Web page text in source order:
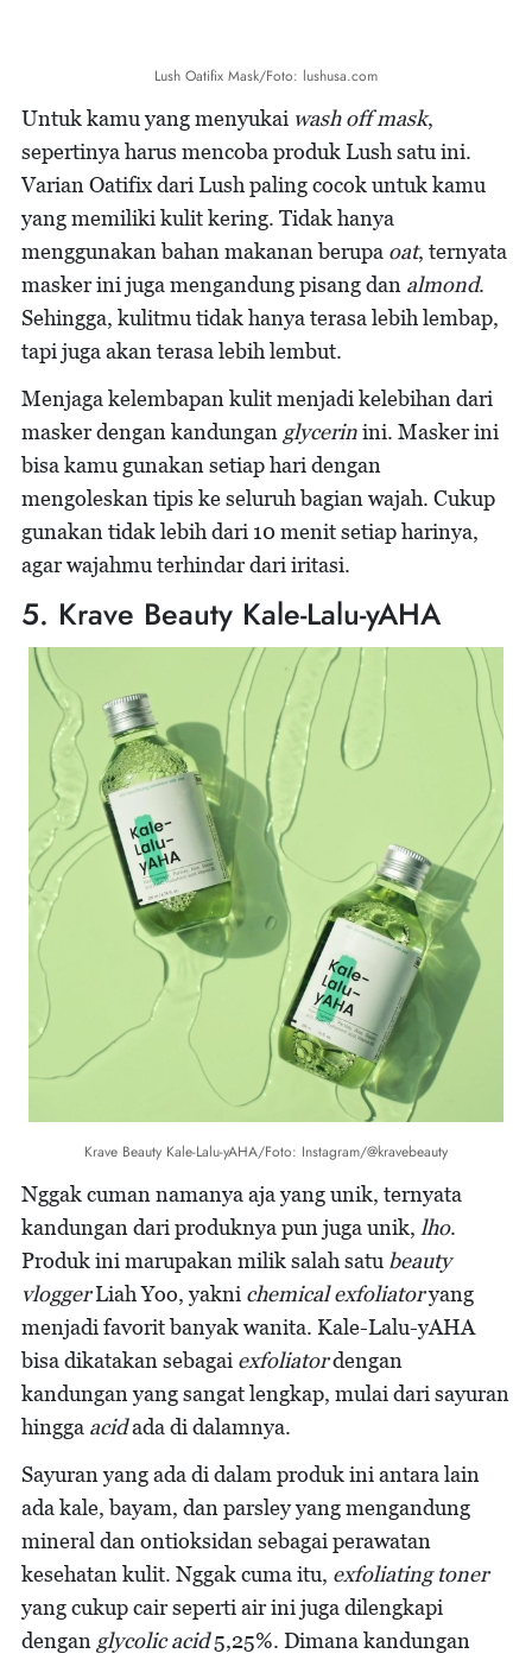
Lush Oatifix Mask/Foto: lushusa.com
Untuk kamu yang menyukai wash off mask,
sepertinya harus mencoba produk Lush satu ini.
Varian Oatifix dari Lush paling cocok untuk kamu
yang memiliki kulit kering. Tidak hanya
menggunakan bahan makanan berupa oat, ternyata
masker ini juga mengandung pisang dan almond.
Sehingga, kulitmu tidak hanya terasa lebih lembap,
tapi juga akan terasa lebih lembut.
Menjaga kelembapan kulit menjadi kelebihan dari
masker dengan kandungan glycerinini. Masker ini
bisa kamu gunakan setiap hari dengan
mengoleskan tipis ke seluruh bagian wajah. Cukup
gunakan tidak lebih dari 10 menit setiap harinya,
agar wajahmu terhindar dari iritasi.
5. Krave Beauty Kale-Lalu-yAHA
Krave Beauty Kale-Lalu-yAHA/Foto: Instagram/@kravebeauty
Nggak cuman namanya aja yang unik, ternyata
kandungan dari produknya pun juga unik, lho.
Produk ini marupakan milik salah satu beauty
vloggerLiah Yoo, yakni chemical exfoliatoryang
menjadi favorit banyak wanita. Kale-Lalu-yAHA
bisa dikatakan sebagai exfoliatordengan
kandungan yang sangat lengkap, mulai dari sayuran
hingga acidada di dalamnya.
Sayuran yang ada di dalam produk ini antara lain
ada kale, bayam, dan parsley yang mengandung
mineral dan ontioksidan sebagai perawatan
kesehatan kulit. Nggak cuma itu, exfoliating toner
yang cukup cair seperti air ini juga dilengkapi
dengan glycolic acid5,25%. Dimana kandungan